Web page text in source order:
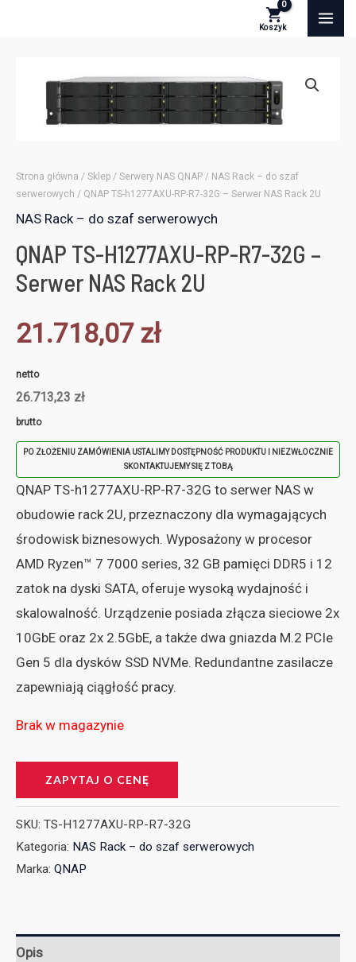
Strona główna / Sklep / Serwery NAS QNAP / NAS Rack – do szaf
serwerowych / QNAP TS-h1277AXU-RP-R7-32G – Serwer NAS Rack 2U
NAS Rack – do szaf serwerowych
QNAP TS-H1277AXU-RP-R7-32G –
Serwer NAS Rack 2U
21.718,07 zł
netto
26.713,23 zł
brutto
PO ZŁOŻENIU ZAMÓWIENIA USTALIMY DOSTĘPNOŚĆ PRODUKTU I NIEZWŁOCZNIE
SKONTAKTUJEMY SIĘ Z TOBĄ
QNAP TS-h1277AXU-RP-R7-32G to serwer NAS w
obudowie rack 2U, przeznaczony dla wymagających
środowisk biznesowych. Wyposażony w procesor
AMD Ryzen™ 7 7000 series, 32 GB pamięci DDR5 i 12
zatok na dyski SATA, oferuje wysoką wydajność i
skalowalność. Urządzenie posiada złącza sieciowe 2x
10GbE oraz 2x 2.5GbE, a także dwa gniazda M.2 PCIe
Gen 5 dla dysków SSD NVMe. Redundantne zasilacze
zapewniają ciągłość pracy.
Brak w magazynie
ZAPYTAJ O CENĘ
SKU: TS-H1277AXU-RP-R7-32G
Kategoria: NAS Rack – do szaf serwerowych
Marka: QNAP
Opis